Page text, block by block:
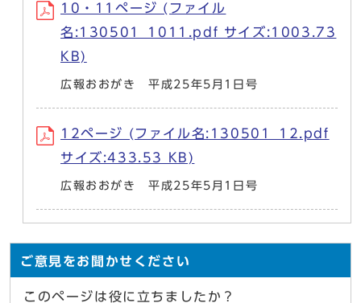
10・11ページ (ファイル
名:130501_1011.pdf サイズ:1003.73
KB)
広報おおがき 平成25年5月1日号
12ページ (ファイル名:130501_12.pdf
サイズ:433.53 KB)
広報おおがき 平成25年5月1日号
ご意見をお聞かせください
このページは役に立ちましたか？